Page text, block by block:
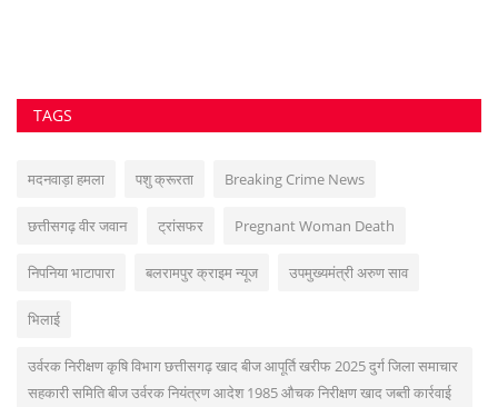
TAGS
मदनवाड़ा हमला पशु क्रूरता Breaking Crime News
छत्तीसगढ़ वीर जवान ट्रांसफर Pregnant Woman Death
निपनिया भाटापारा बलरामपुर क्राइम न्यूज उपमुख्यमंत्री अरुण साव
भिलाई
उर्वरक निरीक्षण कृषि विभाग छत्तीसगढ़ खाद बीज आपूर्ति खरीफ 2025 दुर्ग जिला समाचार
सहकारी समिति बीज उर्वरक नियंत्रण आदेश 1985 औचक निरीक्षण खाद जब्ती कार्रवाई